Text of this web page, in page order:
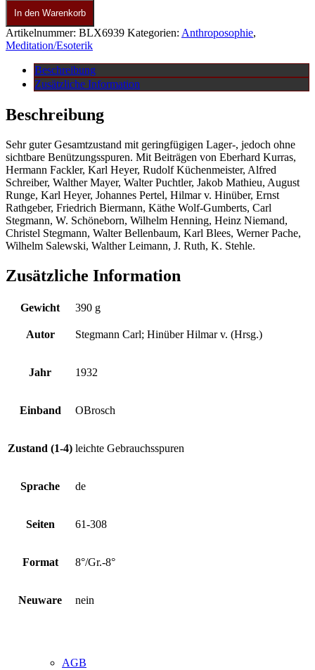
In den Warenkorb
Artikelnummer: BLX6939 Kategorien: Anthroposophie,
Meditation/Esoterik
Beschreibung
Zusätzliche Information
Beschreibung
Sehr guter Gesamtzustand mit geringfügigen Lager-, jedoch ohne
sichtbare Benützungsspuren. Mit Beiträgen von Eberhard Kurras,
Hermann Fackler, Karl Heyer, Rudolf Küchenmeister, Alfred
Schreiber, Walther Mayer, Walter Puchtler, Jakob Mathieu, August
Runge, Karl Heyer, Johannes Pertel, Hilmar v. Hinüber, Ernst
Rathgeber, Friedrich Biermann, Käthe Wolf-Gumberts, Carl
Stegmann, W. Schöneborn, Wilhelm Henning, Heinz Niemand,
Christel Stegmann, Walter Bellenbaum, Karl Blees, Werner Pache,
Wilhelm Salewski, Walther Leimann, J. Ruth, K. Stehle.
Zusätzliche Information
Gewicht 390 g
Autor Stegmann Carl; Hinüber Hilmar v. (Hrsg.)
Jahr 1932
Einband OBrosch
Zustand (1-4) leichte Gebrauchsspuren
Sprache de
Seiten 61-308
Format 8°/Gr.-8°
Neuware nein
AGB